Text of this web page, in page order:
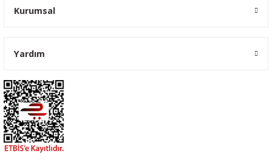
Kurumsal
Yardım